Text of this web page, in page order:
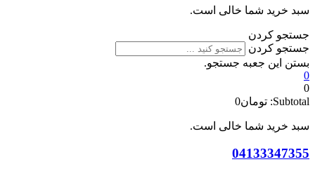
سبد خرید شما خالی است.
جستجو کردن
جستجو کردن
بستن این جعبه جستجو.
0
0
Subtotal: تومان0
سبد خرید شما خالی است.
04133347355